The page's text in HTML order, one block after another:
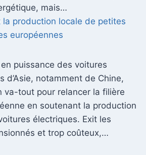
mais…
la production locale de petites
européennes
puissance des voitures
d’Asie, notamment de Chine,
va-tout pour relancer la filière
en soutenant la production
électriques. Exit les
et trop coûteux,…